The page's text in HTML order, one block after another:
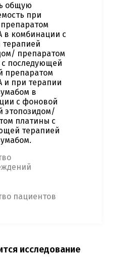
общую
при
в комбинации с
препаратом
последующей
препаратом
и при терапии
в
с фоновой
этопозидом/
платины с
терапией
пациентов
исследование